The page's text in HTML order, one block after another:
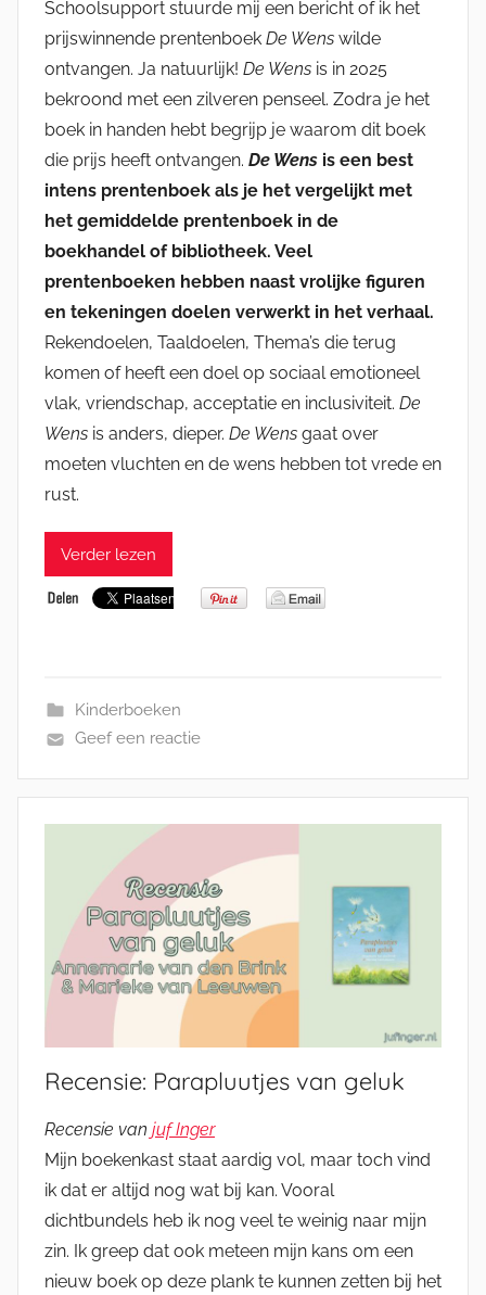
Schoolsupport stuurde mij een bericht of ik het
prijswinnende prentenboek De Wens wilde
ontvangen. Ja natuurlijk! De Wens is in 2025
bekroond met een zilveren penseel. Zodra je het
boek in handen hebt begrijp je waarom dit boek
die prijs heeft ontvangen. De Wens is een best
intens prentenboek als je het vergelijkt met
het gemiddelde prentenboek in de
boekhandel of bibliotheek. Veel
prentenboeken hebben naast vrolijke figuren
en tekeningen doelen verwerkt in het verhaal.
Rekendoelen, Taaldoelen, Thema’s die terug
komen of heeft een doel op sociaal emotioneel
vlak, vriendschap, acceptatie en inclusiviteit. De
Wens is anders, dieper. De Wens gaat over
moeten vluchten en de wens hebben tot vrede en
rust.
Verder lezen
Kinderboeken
Geef een reactie
Recensie: Parapluutjes van geluk
Recensie van juf Inger
Mijn boekenkast staat aardig vol, maar toch vind
ik dat er altijd nog wat bij kan. Vooral
dichtbundels heb ik nog veel te weinig naar mijn
zin. Ik greep dat ook meteen mijn kans om een
nieuw boek op deze plank te kunnen zetten bij het